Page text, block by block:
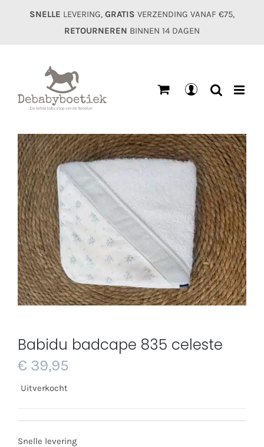
SNELLE LEVERING, GRATIS VERZENDING VANAF €75,
RETOURNEREN BINNEN 14 DAGEN
Babidu badcape 835 celeste
€ 39,95
Uitverkocht
Snelle levering